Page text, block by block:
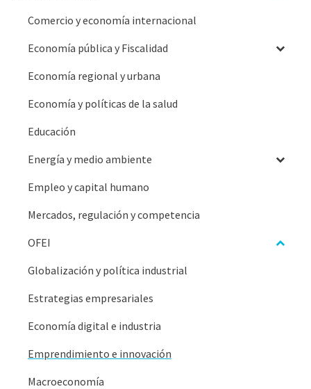
Comercio y economía internacional
Economía pública y Fiscalidad
Economía regional y urbana
Economía y políticas de la salud
Educación
Energía y medio ambiente
Empleo y capital humano
Mercados, regulación y competencia
OFEI
Globalización y política industrial
Estrategias empresariales
Economía digital e industria
Emprendimiento e innovación
Macroeconomía